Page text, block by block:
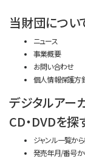
当財団につい
ニュース
事業概要
お問い合わせ
個人情報保護方
デジタルアー
CD・DVDを探
ジャンル一覧か
発売年月/番号か